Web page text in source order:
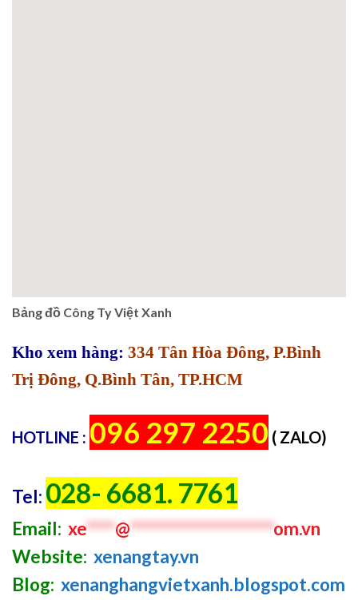
Bảng đồ Công Ty Việt Xanh
Kho xem hàng: 334 Tân Hòa Đông, P.Bình
Trị Đông, Q.Bình Tân, TP.HCM
HOTLINE : 096 297 2250 ( ZALO)
Tel: 028- 6681. 7761
Email: xe****@********************om.vn
Website: xenangtay.vn
Blog: xenanghangvietxanh.blogspot.com